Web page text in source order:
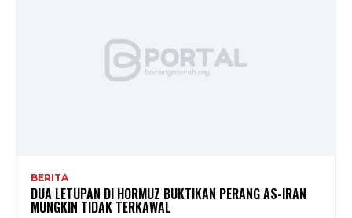
BERITA
DUA LETUPAN DI HORMUZ BUKTIKAN PERANG AS-IRAN
MUNGKIN TIDAK TERKAWAL